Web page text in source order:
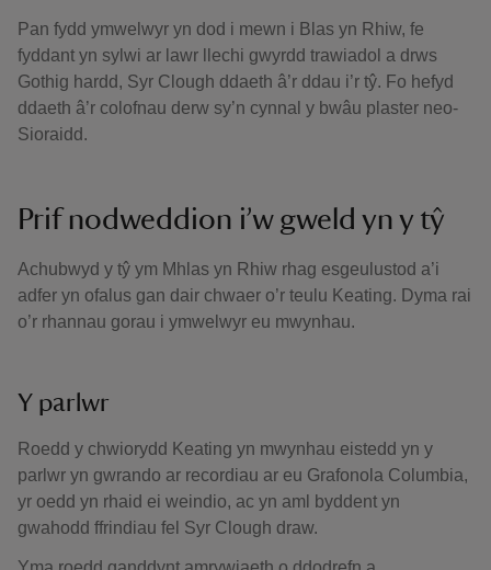
Pan fydd ymwelwyr yn dod i mewn i Blas yn Rhiw, fe
fyddant yn sylwi ar lawr llechi gwyrdd trawiadol a drws
Gothig hardd, Syr Clough ddaeth â’r ddau i’r tŷ. Fo hefyd
ddaeth â’r colofnau derw sy’n cynnal y bwâu plaster neo-
Sioraidd.
Prif nodweddion i’w gweld yn y tŷ
Achubwyd y tŷ ym Mhlas yn Rhiw rhag esgeulustod a’i
adfer yn ofalus gan dair chwaer o’r teulu Keating. Dyma rai
o’r rhannau gorau i ymwelwyr eu mwynhau.
Y parlwr
Roedd y chwiorydd Keating yn mwynhau eistedd yn y
parlwr yn gwrando ar recordiau ar eu Grafonola Columbia,
yr oedd yn rhaid ei weindio, ac yn aml byddent yn
gwahodd ffrindiau fel Syr Clough draw.